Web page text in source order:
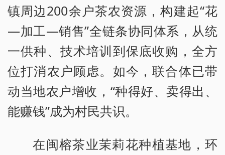
镇周边200余户茶农资源，构建起“花
—加工—销售”全链条协同体系，从统
一供种、技术培训到保底收购，全方
位打消农户顾虑。如今，联合体已带
动当地农户增收，“种得好、卖得出、
能赚钱”成为村民共识。
在闽榕茶业茉莉花种植基地，环